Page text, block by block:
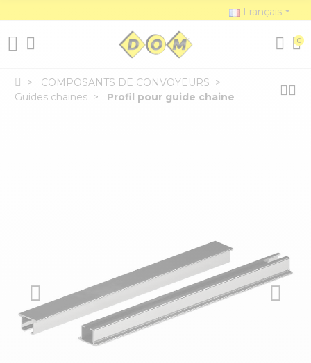
Français
0
COMPOSANTS DE CONVOYEURS
Guides chaines
Profil pour guide chaine